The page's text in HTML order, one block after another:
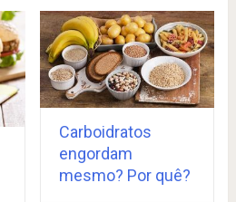
Carboidratos
engordam
mesmo? Por quê?